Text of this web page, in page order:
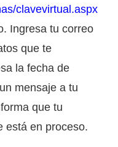
clavevirtual.aspx
Ingresa tu correo
que te
la fecha de
mensaje a tu
que tu
está en proceso.